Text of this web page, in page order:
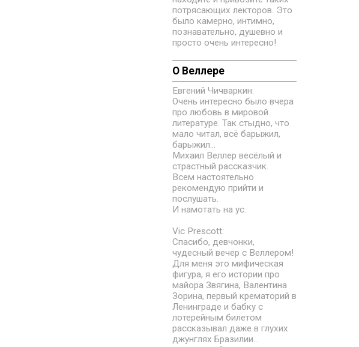
потрясающих лекторов. Это
было камерно, интимно,
познавательно, душевно и
просто очень интересно!
О Веллере
Евгений Чичваркин:
Очень интересно было вчера
про любовь в мировой
литературе. Так стыдно, что
мало читал, всё барыжил,
барыжил...
Михаил Веллер весёлый и
страстный рассказчик.
Всем настоятельно
рекомендую прийти и
послушать.
И намотать на ус.
Vic Prescott:
Спасибо, девчонки,
чудесный вечер с Веллером!
Для меня это мифическая
фигура, я его истории про
майора Звягина, Валентина
Зорина, первый крематорий в
Ленинграде и бабку с
лотерейным билетом
рассказывал даже в глухих
джунглях Бразилии...